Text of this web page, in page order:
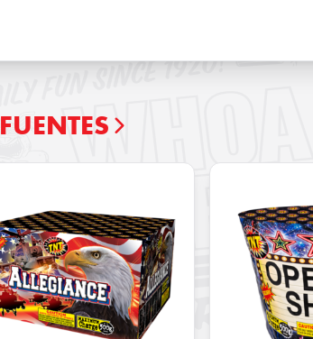
FUENTES